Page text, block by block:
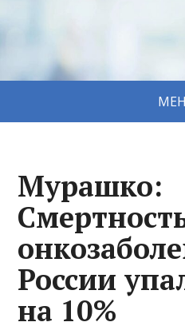
Мурашко:
России
на 10%